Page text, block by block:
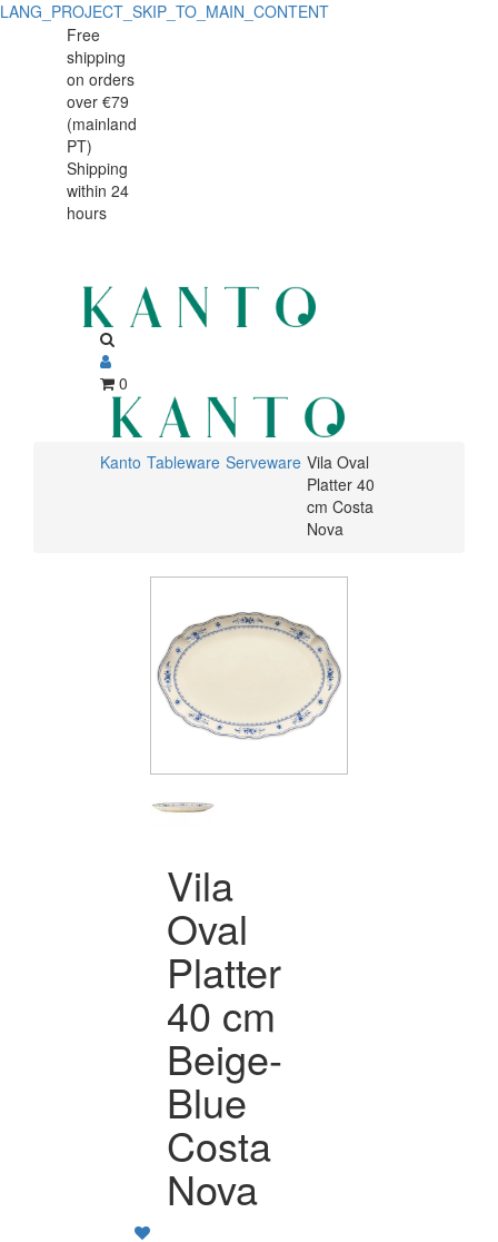
LANG_PROJECT_SKIP_TO_MAIN_CONTENT
Oval
Platter
Nova
Platter
Costa
Free
shipping
on orders
over €79
(mainland
PT)
Shipping
within 24
hours
0
Kanto Tableware Serveware Vila Oval
Platter 40
cm Costa
Nova
Vila
Oval
Platter
40 cm
Beige-
Blue
Costa
Nova